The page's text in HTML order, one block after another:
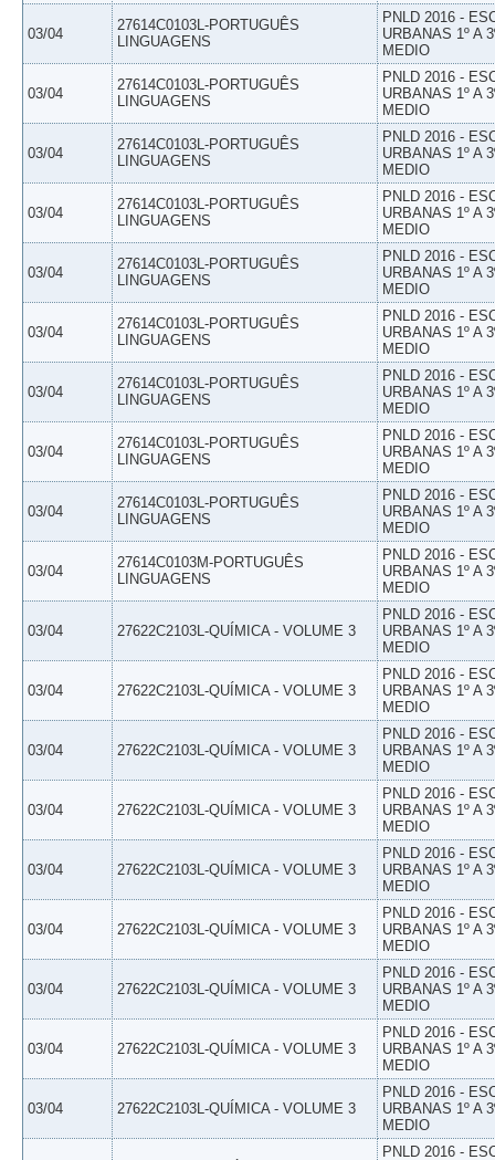
03/04
27614C0103L-PORTUGUÊS
LINGUAGENS
PNLD 2016 -
URBANAS 1º A
MEDIO
03/04
27614C0103L-PORTUGUÊS
LINGUAGENS
PNLD 2016 -
URBANAS 1º A
MEDIO
03/04
27614C0103L-PORTUGUÊS
LINGUAGENS
PNLD 2016 -
URBANAS 1º A
MEDIO
03/04
27614C0103L-PORTUGUÊS
LINGUAGENS
PNLD 2016 -
URBANAS 1º A
MEDIO
03/04
27614C0103L-PORTUGUÊS
LINGUAGENS
PNLD 2016 -
URBANAS 1º A
MEDIO
03/04
27614C0103L-PORTUGUÊS
LINGUAGENS
PNLD 2016 -
URBANAS 1º A
MEDIO
03/04
27614C0103L-PORTUGUÊS
LINGUAGENS
PNLD 2016 -
URBANAS 1º A
MEDIO
03/04
27614C0103L-PORTUGUÊS
LINGUAGENS
PNLD 2016 -
URBANAS 1º A
MEDIO
03/04
27614C0103L-PORTUGUÊS
LINGUAGENS
PNLD 2016 -
URBANAS 1º A
MEDIO
03/04
27614C0103M-PORTUGUÊS
LINGUAGENS
PNLD 2016 -
URBANAS 1º A
MEDIO
03/04 27622C2103L-QUÍMICA - VOLUME 3
PNLD 2016 -
URBANAS 1º A
MEDIO
03/04 27622C2103L-QUÍMICA - VOLUME 3
PNLD 2016 -
URBANAS 1º A
MEDIO
03/04 27622C2103L-QUÍMICA - VOLUME 3
PNLD 2016 -
URBANAS 1º A
MEDIO
03/04 27622C2103L-QUÍMICA - VOLUME 3
PNLD 2016 -
URBANAS 1º A
MEDIO
03/04 27622C2103L-QUÍMICA - VOLUME 3
PNLD 2016 -
URBANAS 1º A
MEDIO
03/04 27622C2103L-QUÍMICA - VOLUME 3
PNLD 2016 -
URBANAS 1º A
MEDIO
03/04 27622C2103L-QUÍMICA - VOLUME 3
PNLD 2016 -
URBANAS 1º A
MEDIO
03/04 27622C2103L-QUÍMICA - VOLUME 3
PNLD 2016 -
URBANAS 1º A
MEDIO
03/04 27622C2103L-QUÍMICA - VOLUME 3
PNLD 2016 -
URBANAS 1º A
MEDIO
PNLD 2016 -